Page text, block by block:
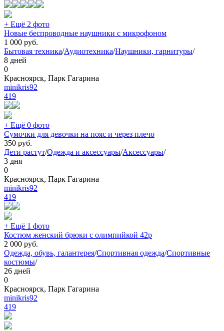
+ Ещё 2 фото
Новые беспроводные наушники с микрофоном
1 000 руб.
Бытовая техника/Аудиотехника/Наушники, гарнитуры/
8 дней
0
Красноярск, Парк Гагарина
minikris92
419
+ Ещё 0 фото
Сумочки для девочки на пояс и через плечо
350 руб.
Дети растут/Одежда и аксессуары/Аксессуары/
3 дня
0
Красноярск, Парк Гагарина
minikris92
419
+ Ещё 1 фото
Костюм женский брюки с олимпийкой 42р
2 000 руб.
Одежда, обувь, галантерея/Спортивная одежда/Спортивные
костюмы/
26 дней
0
Красноярск, Парк Гагарина
minikris92
419